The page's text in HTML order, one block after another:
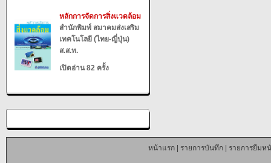
หลักการจัดการสิ่งแวดล้อม
สำนักพิมพ์ สมาคมส่งเสริม
เทคโนโลยี (ไทย-ญี่ปุ่น)
ส.ส.ท.
เปิดอ่าน 82 ครั้ง
หน้าแรก| รายการบันทึก| รายการยืมห